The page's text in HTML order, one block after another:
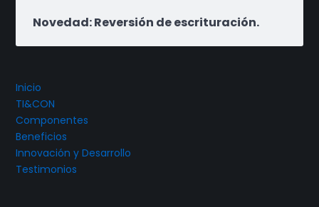
Novedad: Reversión de escrituración.
Inicio
TI&CON
Componentes
Beneficios
Innovación y Desarrollo
Testimonios